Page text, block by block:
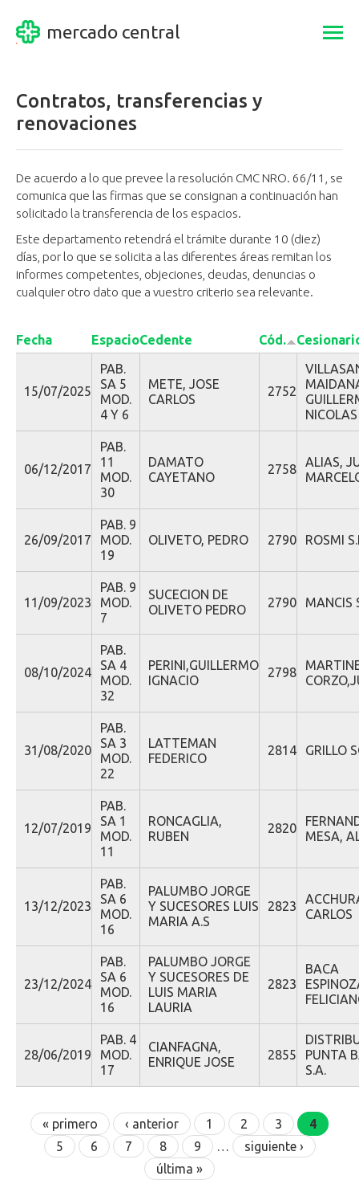
mercado central
Contratos, transferencias y
renovaciones
De acuerdo a lo que prevee la resolución CMC NRO. 66/11, se
comunica que las firmas que se consignan a continuación han
solicitado la transferencia de los espacios.
Este departamento retendrá el trámite durante 10 (diez)
días, por lo que se solicita a las diferentes áreas remitan los
informes competentes, objeciones, deudas, denuncias o
cualquier otro dato que a vuestro criterio sea relevante.
Fecha EspacioCedente Cód.
15/07/2025
PAB.
SA 5
MOD.
4 Y 6
METE, JOSE
CARLOS
2752
NICOLAS
06/12/2017
PAB.
11
MOD.
30
DAMATO
CAYETANO
2758
ALIAS,
26/09/2017
PAB. 9
MOD.
19
OLIVETO, PEDRO 2790 ROSMI
11/09/2023
PAB. 9
MOD.
7
SUCECION DE
OLIVETO PEDRO
2790 MANCIS
08/10/2024
PAB.
SA 4
MOD.
32
PERINI,GUILLERMO
IGNACIO
2798
31/08/2020
PAB.
SA 3
MOD.
22
LATTEMAN
FEDERICO
2814 GRILLO
12/07/2019
PAB.
SA 1
MOD.
11
RONCAGLIA,
RUBEN
2820
MESA,
13/12/2023
PAB.
SA 6
MOD.
16
PALUMBO JORGE
Y SUCESORES LUIS
MARIA A.S
2823
CARLOS
23/12/2024
PAB.
SA 6
MOD.
16
PALUMBO JORGE
Y SUCESORES DE
LUIS MARIA
LAURIA
2823
BACA
28/06/2019
PAB. 4
MOD.
17
CIANFAGNA,
ENRIQUE JOSE
2855
PUNTA
S.A.
Páginas
« primero ‹ anterior 1 2 3
4
5
6 7 8 9 …
siguiente ›
última »